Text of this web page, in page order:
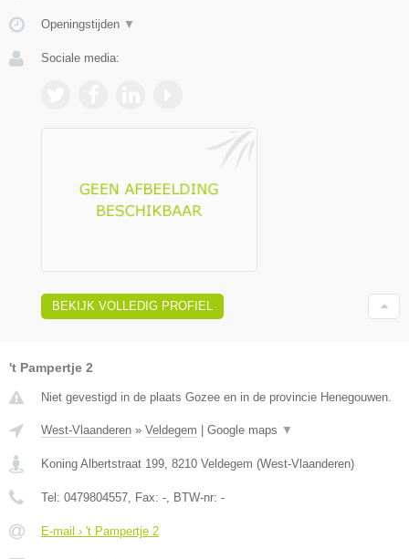
Openingstijden ▼
Sociale media:
BEKIJK VOLLEDIG PROFIEL
't Pampertje 2
Niet gevestigd in de plaats Gozee en in de provincie Henegouwen.
West-Vlaanderen » Veldegem Google maps ▼
Koning Albertstraat 199, 8210 Veldegem (West-Vlaanderen)
Tel: 0479804557, Fax: -, BTW-nr: -
E-mail › 't Pampertje 2